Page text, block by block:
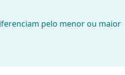
pelo menor ou maior